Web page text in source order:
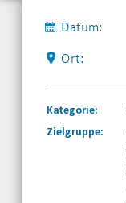
Datum:
Ort:
Kategorie:
Zielgruppe: